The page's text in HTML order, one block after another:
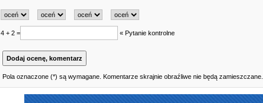
4 + 2 = « Pytanie kontrolne
Pola oznaczone (*) są wymagane. Komentarze skrajnie obraźliwe nie będą zamieszczane.